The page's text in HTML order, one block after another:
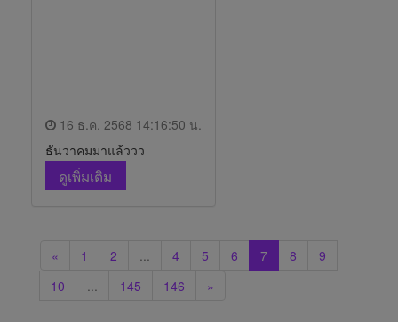
16 ธ.ค. 2568 14:16:50 น.
ธันวาคมมาแล้ววว
ดูเพิ่มเติม
« 1 2 ... 4 5 6 7 8
9
10
... 145 146 »